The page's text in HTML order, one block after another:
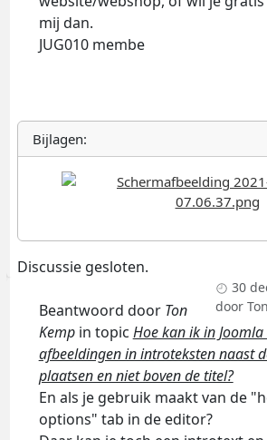
mij dan.
JUG010 membe
Bijlagen:
Discussie gesloten.
30
door
Beantwoord door Ton
Kempin topic Hoe kan ik in
afbeeldingen in introteksten naast
plaatsen en niet boven de titel?
En als je gebruik maakt van de
options" tab in de editor?